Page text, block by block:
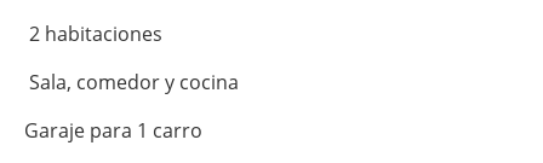
2 habitaciones
Sala, comedor y cocina
Garaje para 1 carro